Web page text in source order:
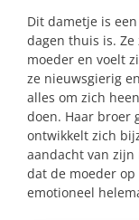
Dit dametje is
dagen thuis is.
moeder en voelt
ze nieuwsgierig
alles om zich
doen. Haar broer
ontwikkelt zich
aandacht van
dat de moeder
emotioneel